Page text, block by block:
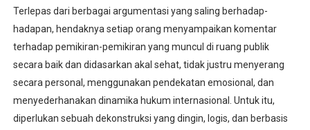
Terlepas dari berbagai argumentasi yang saling berhadap-
hadapan, hendaknya setiap orang menyampaikan komentar
terhadap pemikiran-pemikiran yang muncul di ruang publik
secara baik dan didasarkan akal sehat, tidak justru menyerang
secara personal, menggunakan pendekatan emosional, dan
menyederhanakan dinamika hukum internasional. Untuk itu,
diperlukan sebuah dekonstruksi yang dingin, logis, dan berbasis